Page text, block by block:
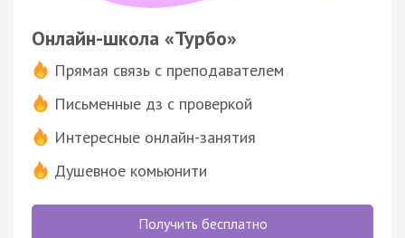
Онлайн-школа «Турбо»
Прямая связь с преподавателем
Письменные дз с проверкой
Интересные онлайн-занятия
Душевное комьюнити
Получить бесплатно